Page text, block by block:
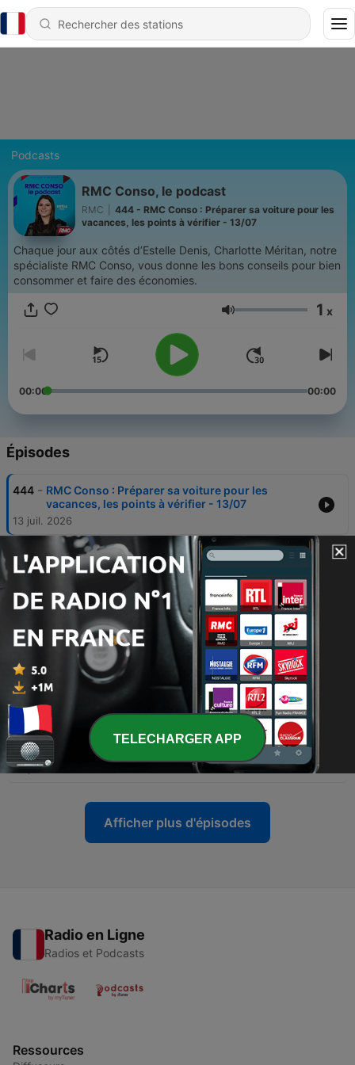
Podcasts
RMC Conso, le podcast
RMC
444 - RMC Conso : Préparer sa voiture pour les
vacances, les points à vérifier - 13/07
Chaque jour aux côtés d’Estelle Denis, Charlotte Méritan, notre
spécialiste RMC Conso, vous donne les bons conseils pour bien
consommer et faire des économies.
Volume 1 x
00:00 00:00
Épisodes
444 - RMC Conso : Préparer sa voiture pour les
vacances, les points à vérifier - 13/07
13 juil. 2026
443
RMC Conso : Canicule, quel impact sur le budget
des Français ? - 02/07
442 -
RMC Conso : Canicule, attention aux arnaques
aux faux climatiseurs - 01/07
Wed, 1 Jul 2026 12:46:16 +0000
441 - RMC Conso : Canicule, pourquoi fait-il encore
chaud dans les logements ? - 30/06
30 juin 2026
440 - RMC Conso : Chaleur, bien choisir sa gourde
pour rester hydraté - 29/06
29 juin 2026
Afficher plus d'épisodes
Radio en Ligne
Radios et Podcasts
Ressources
TELECHARGER APP